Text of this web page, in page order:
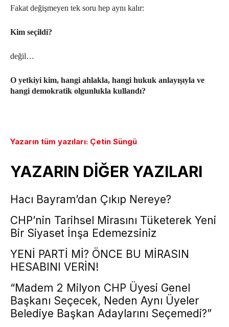
Fakat değişmeyen tek soru hep aynı kalır:
Kim seçildi?
değil…
O yetkiyi kim, hangi ahlakla, hangi hukuk anlayışıyla ve
hangi demokratik olgunlukla kullandı?
Yazarın tüm yazıları: Çetin Süngü
YAZARIN DİĞER YAZILARI
Hacı Bayram’dan Çıkıp Nereye?
CHP’nin Tarihsel Mirasını Tüketerek Yeni
Bir Siyaset İnşa Edemezsiniz
YENİ PARTİ Mİ? ÖNCE BU MİRASIN
HESABINI VERİN!
“Madem 2 Milyon CHP Üyesi Genel
Başkanı Seçecek, Neden Aynı Üyeler
Belediye Başkan Adaylarını Seçemedi?”